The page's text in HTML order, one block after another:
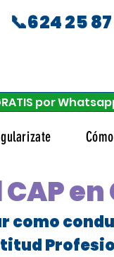
📞624 25
por
como